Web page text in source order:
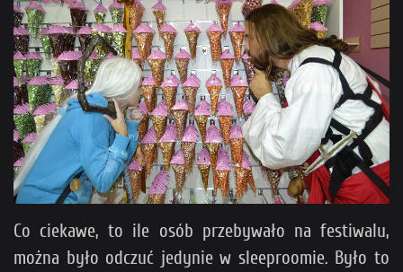
Co ciekawe, to ile osób przebywało na festiwalu,
można było odczuć jedynie w sleeproomie. Było to